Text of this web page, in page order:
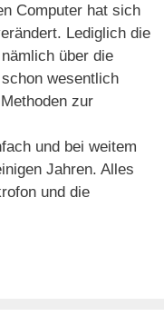
Computer hat sich
Lediglich die
über die
wesentlich
zur
und bei weitem
Jahren. Alles
und die